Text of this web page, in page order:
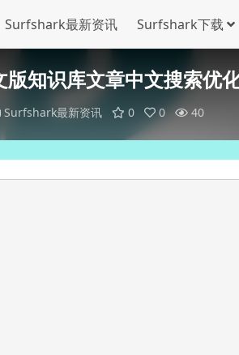
Surfshark最新资讯 Surfshark下载
知识库文章中文搜索优
Surfshark最新资讯 0 0 40